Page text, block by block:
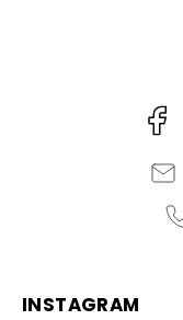
INSTAGRAM